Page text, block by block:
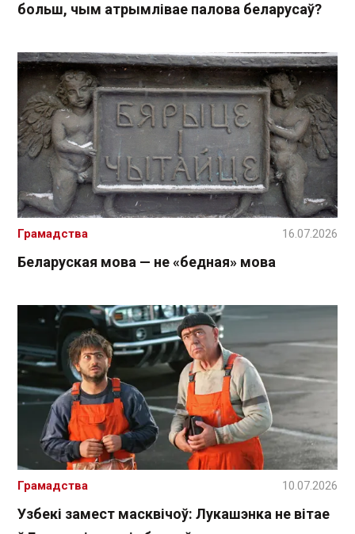
больш, чым атрымлівае палова беларусаў?
Беларуская мова — не «бедная» мова
Грамадства 16.07.2026
Узбекі замест масквічоў: Лукашэнка не вітае
Грамадства 10.07.2026